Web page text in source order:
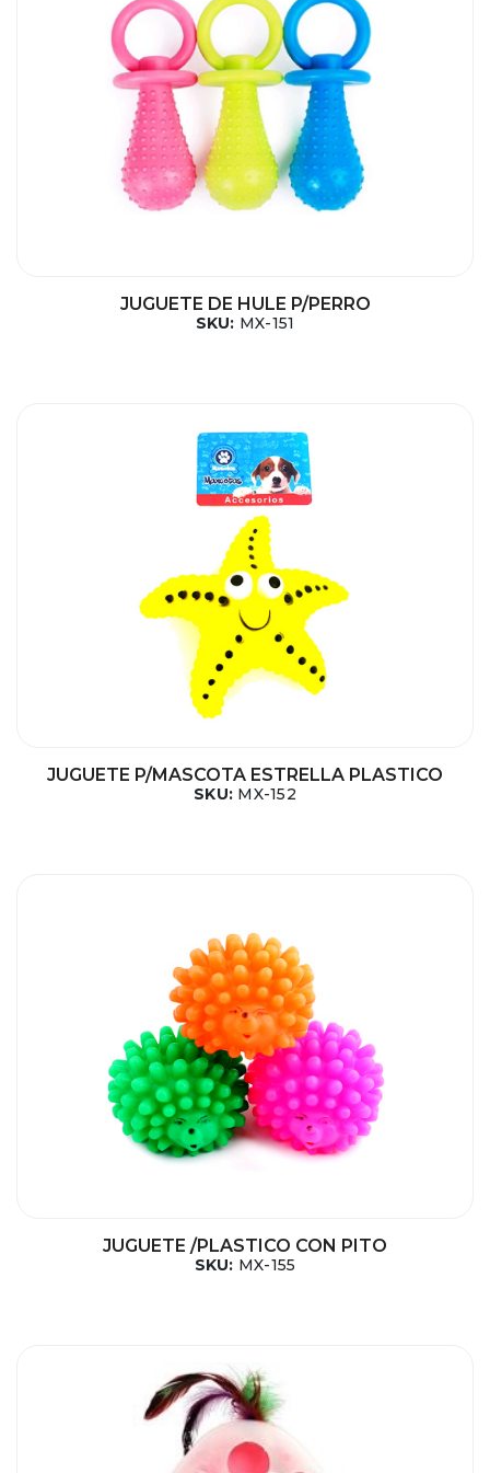
JUGUETE DE HULE P/PERRO
SKU: MX-151
JUGUETE P/MASCOTA ESTRELLA PLASTICO
SKU: MX-152
JUGUETE /PLASTICO CON PITO
SKU: MX-155